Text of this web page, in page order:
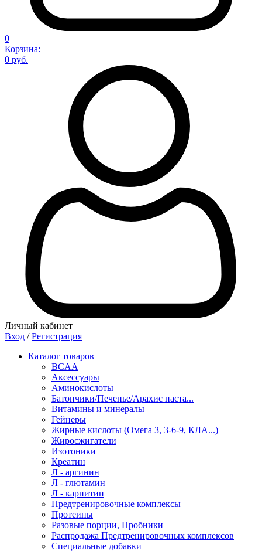
0
Корзина:
0 руб.
Личный кабинет
Вход / Регистрация
Каталог товаров
BCAA
Аксессуары
Аминокислоты
Батончики/Печенье/Арахис паста...
Витамины и минералы
Гейнеры
Жирные кислоты (Омега 3, 3-6-9, КЛА...)
Жиросжигатели
Изотоники
Креатин
Л - аргинин
Л - глютамин
Л - карнитин
Предтренировочные комплексы
Протеины
Разовые порции, Пробники
Распродажа Предтренировочных комплексов
Специальные добавки